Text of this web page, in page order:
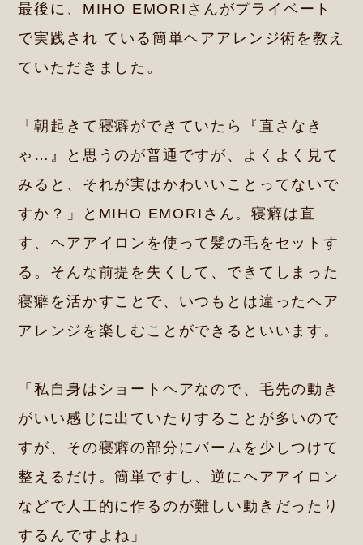
最後に、MIHO EMORIさんがプライベート
で実践され ている簡単ヘアアレンジ術を教え
ていただきました。
「朝起きて寝癖ができていたら『直さなき
ゃ…』と思うのが普通ですが、よくよく見て
みると、それが実はかわいいことってないで
すか？」とMIHO EMORIさん。寝癖は直
す、ヘアアイロンを使って髪の毛をセットす
る。そんな前提を失くして、できてしまった
寝癖を活かすことで、いつもとは違ったヘア
アレンジを楽しむことができるといいます。
「私自身はショートヘアなので、毛先の動き
がいい感じに出ていたりすることが多いので
すが、その寝癖の部分にバームを少しつけて
整えるだけ。簡単ですし、逆にヘアアイロン
などで人工的に作るのが難しい動きだったり
するんですよね」